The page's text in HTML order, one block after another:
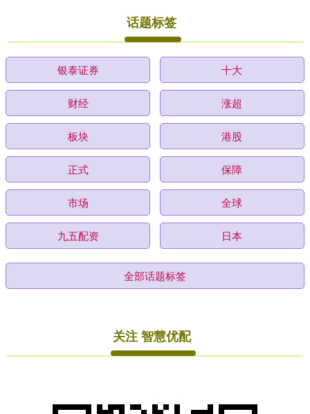
话题标签
银泰证券 十大
财经 涨超
板块 港股
正式 保障
市场 全球
九五配资 日本
全部话题标签
关注 智慧优配